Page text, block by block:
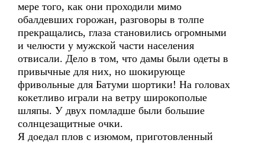
мере того, как они проходили мимо
обалдевших горожан, разговоры в толпе
прекращались, глаза становились огромными
и челюсти у мужской части населения
отвисали. Дело в том, что дамы были одеты в
привычные для них, но шокирующе
фривольные для Батуми шортики! На головах
кокетливо играли на ветру широкополые
шляпы. У двух помладше были большие
солнцезащитные очки.
Я доедал плов с изюмом, приготовленный